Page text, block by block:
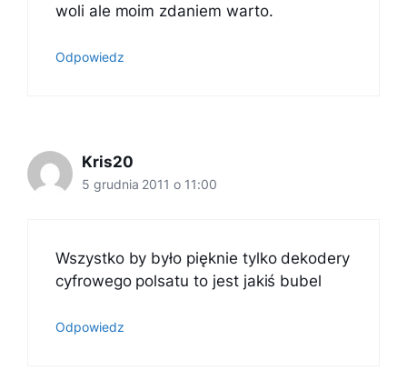
woli ale moim zdaniem warto.
Odpowiedz
Kris20
5 grudnia 2011 o 11:00
Wszystko by było pięknie tylko dekodery
cyfrowego polsatu to jest jakiś bubel
Odpowiedz